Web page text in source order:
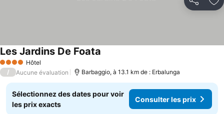
Partager
4 Étoiles Hôtel
Les Jardins De Foata
/ Aucune évaluation Barbaggio, à 13.1 km de : Erbalunga
Sélectionnez des dates pour voir
les prix exacts
Consulter les prix